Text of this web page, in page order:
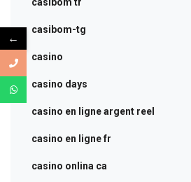
casibom-tg
casino
casino days
casino en ligne argent reel
casino en ligne fr
casino onlina ca
←